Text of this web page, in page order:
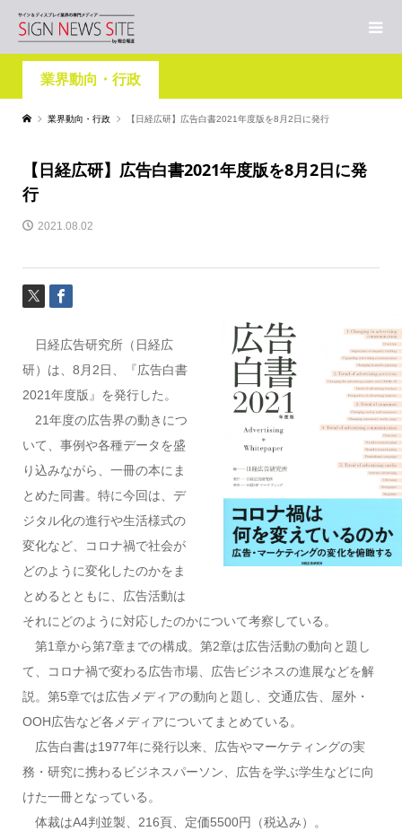
業界動向・行政
業界動向・行政 【日経広研】広告白書2021年度版を8月2日に発行
【日経広研】広告白書2021年度版を8月2日に発
行
2021.08.02
日経広告研究所（日経広
研）は、8月2日、『広告白書
2021年度版』を発行した。
21年度の広告界の動きにつ
いて、事例や各種データを盛
り込みながら、一冊の本にま
とめた同書。特に今回は、デ
ジタル化の進行や生活様式の
変化など、コロナ禍で社会が
どのように変化したのかをま
とめるとともに、広告活動は
それにどのように対応したのかについて考察している。
第1章から第7章までの構成。第2章は広告活動の動向と題し
て、コロナ禍で変わる広告市場、広告ビジネスの進展などを解
説。第5章では広告メディアの動向と題し、交通広告、屋外・
OOH広告など各メディアについてまとめている。
広告白書は1977年に発行以来、広告やマーケティングの実
務・研究に携わるビジネスパーソン、広告を学ぶ学生などに向
けた一冊となっている。
体裁はA4判並製、216頁、定価5500円（税込み）。